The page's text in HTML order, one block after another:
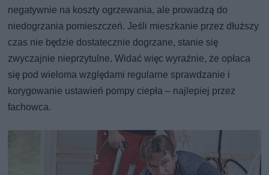
negatywnie na koszty ogrzewania, ale prowadzą do
niedogrzania pomieszczeń. Jeśli mieszkanie przez dłuższy
czas nie będzie dostatecznie dogrzane, stanie się
zwyczajnie nieprzytulne. Widać więc wyraźnie, że opłaca
się pod wieloma względami regularne sprawdzanie i
korygowanie ustawień pompy ciepła – najlepiej przez
fachowca.